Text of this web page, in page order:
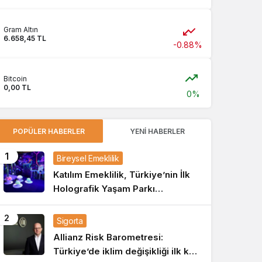
Gram Altın
6.658,45 TL
-0.88%
Bitcoin
0,00 TL
0%
POPÜLER HABERLER YENI HABERLER
1 Bireysel Emeklilik
Katılım Emeklilik, Türkiye’nin İlk
Holografik Yaşam Parkı
DigiZoo’yu İstanbul’da Açtı
2 Sigorta
Allianz Risk Barometresi:
Türkiye’de iklim değişikliği ilk kez